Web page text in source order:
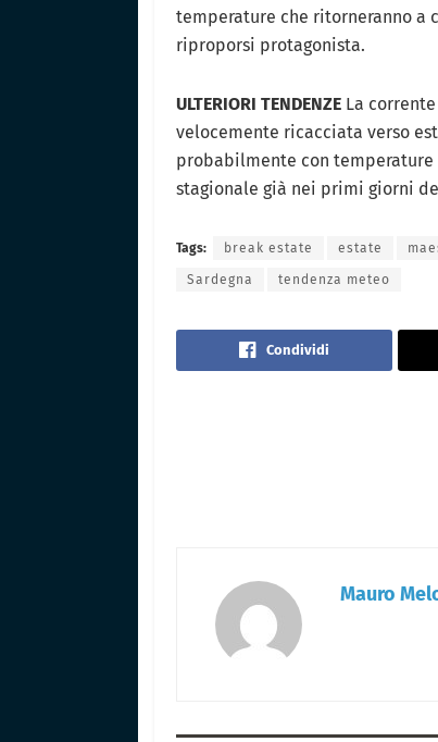
temperature che ritorneranno a
riproporsi protagonista.
ULTERIORI TENDENZE La
velocemente ricacciata verso
probabilmente con
stagionale già nei primi giorni
Tags: break estate estate
Sardegna tendenza meteo
Condividi
Mauro